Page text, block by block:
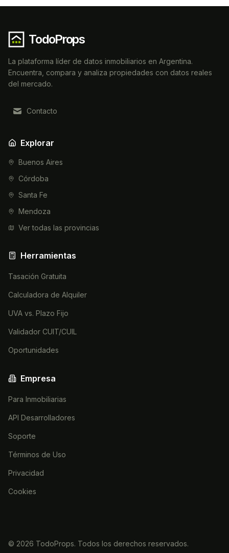
TodoProps
La plataforma líder de datos inmobiliarios en Argentina.
Encuentra, compara y analiza propiedades con datos reales
del mercado.
Contacto
Explorar
Buenos Aires
Córdoba
Santa Fe
Mendoza
Ver todas las provincias
Herramientas
Tasación Gratuita
Calculadora de Alquiler
UVA vs. Plazo Fijo
Validador CUIT/CUIL
Oportunidades
Empresa
Para Inmobiliarias
API Desarrolladores
Soporte
Términos de Uso
Privacidad
Cookies
© 2026 TodoProps. Todos los derechos reservados.